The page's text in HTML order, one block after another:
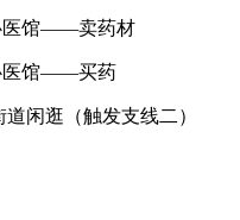
馆——卖药材
馆——买药
闲逛（触发支线二）